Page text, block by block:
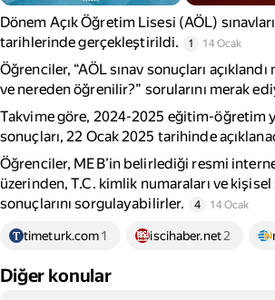
Dönem Açık Öğretim Lisesi (AÖL)
tarihlerinde gerçekleştirildi.
1 14 Ocak
Öğrenciler, “AÖL sınav sonuçları açıklandı
ve nereden öğrenilir?” sorularını merak
Takvime göre, 2024-2025 eğitim-öğretim
sonuçları, 22 Ocak 2025 tarihinde
Öğrenciler, MEB’in belirlediği resmi
üzerinden, T.C. kimlik numaraları ve
sonuçlarını sorgulayabilirler.
4 14 Ocak
timeturk.com1 iscihaber.net2
Diğer konular